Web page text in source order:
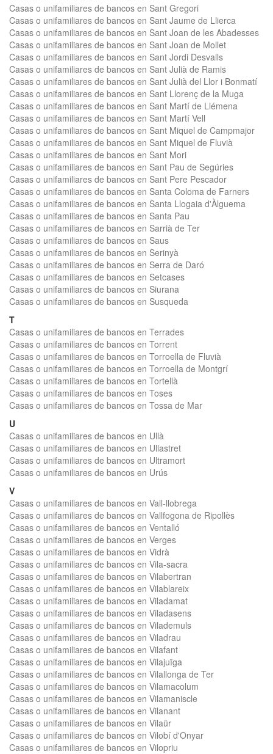
Casas o unifamiliares de bancos en Sant Gregori
Casas o unifamiliares de bancos en Sant Jaume de Llierca
Casas o unifamiliares de bancos en Sant Joan de les Abadesses
Casas o unifamiliares de bancos en Sant Joan de Mollet
Casas o unifamiliares de bancos en Sant Jordi Desvalls
Casas o unifamiliares de bancos en Sant Julià de Ramis
Casas o unifamiliares de bancos en Sant Julià del Llor i Bonmatí
Casas o unifamiliares de bancos en Sant Llorenç de la Muga
Casas o unifamiliares de bancos en Sant Martí de Llémena
Casas o unifamiliares de bancos en Sant Martí Vell
Casas o unifamiliares de bancos en Sant Miquel de Campmajor
Casas o unifamiliares de bancos en Sant Miquel de Fluvià
Casas o unifamiliares de bancos en Sant Mori
Casas o unifamiliares de bancos en Sant Pau de Segúries
Casas o unifamiliares de bancos en Sant Pere Pescador
Casas o unifamiliares de bancos en Santa Coloma de Farners
Casas o unifamiliares de bancos en Santa Llogaia d'Àlguema
Casas o unifamiliares de bancos en Santa Pau
Casas o unifamiliares de bancos en Sarrià de Ter
Casas o unifamiliares de bancos en Saus
Casas o unifamiliares de bancos en Serinyà
Casas o unifamiliares de bancos en Serra de Daró
Casas o unifamiliares de bancos en Setcases
Casas o unifamiliares de bancos en Siurana
Casas o unifamiliares de bancos en Susqueda
T
Casas o unifamiliares de bancos en Terrades
Casas o unifamiliares de bancos en Torrent
Casas o unifamiliares de bancos en Torroella de Fluvià
Casas o unifamiliares de bancos en Torroella de Montgrí
Casas o unifamiliares de bancos en Tortellà
Casas o unifamiliares de bancos en Toses
Casas o unifamiliares de bancos en Tossa de Mar
U
Casas o unifamiliares de bancos en Ullà
Casas o unifamiliares de bancos en Ullastret
Casas o unifamiliares de bancos en Ultramort
Casas o unifamiliares de bancos en Urús
V
Casas o unifamiliares de bancos en Vall-llobrega
Casas o unifamiliares de bancos en Vallfogona de Ripollès
Casas o unifamiliares de bancos en Ventalló
Casas o unifamiliares de bancos en Verges
Casas o unifamiliares de bancos en Vidrà
Casas o unifamiliares de bancos en Vila-sacra
Casas o unifamiliares de bancos en Vilabertran
Casas o unifamiliares de bancos en Vilablareix
Casas o unifamiliares de bancos en Viladamat
Casas o unifamiliares de bancos en Viladasens
Casas o unifamiliares de bancos en Vilademuls
Casas o unifamiliares de bancos en Viladrau
Casas o unifamiliares de bancos en Vilafant
Casas o unifamiliares de bancos en Vilajuïga
Casas o unifamiliares de bancos en Vilallonga de Ter
Casas o unifamiliares de bancos en Vilamacolum
Casas o unifamiliares de bancos en Vilamaniscle
Casas o unifamiliares de bancos en Vilanant
Casas o unifamiliares de bancos en Vilaür
Casas o unifamiliares de bancos en Vilobí d'Onyar
Casas o unifamiliares de bancos en Vilopriu